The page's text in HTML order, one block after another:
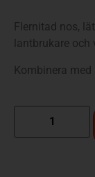
Flernitad nos,
lantbrukare och
Kombinera